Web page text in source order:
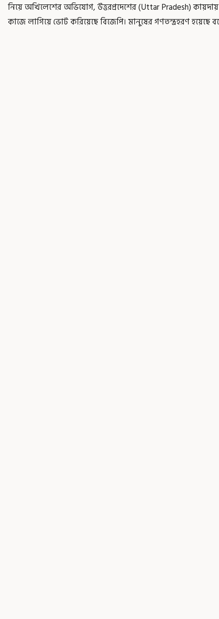
নিয়ে অখিলেশের অভিযোগ, উত্তরপ্রদেশের (Uttar Pradesh) কায়দায়
কাজে লাগিয়ে ভোট করিয়েছে বিজেপি। মানুষের গণতন্ত্রহরণ